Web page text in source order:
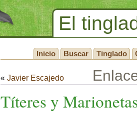
El
Inicio Buscar Tinglado
« Javier Escajedo
Títeres y